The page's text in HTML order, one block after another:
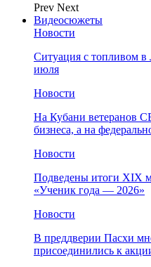
Prev Next
Видеосюжеты
Новости
Ситуация с топливом в
июля
Новости
На Кубани ветеранов
бизнеса, а на
Новости
Подведены итоги XIX
«Ученик года — 2026»
Новости
В преддверии Пасхи
присоединились к